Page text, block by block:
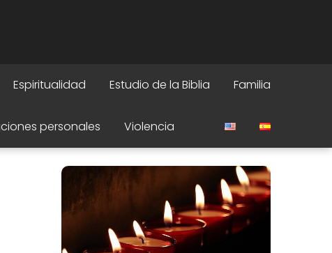
Espiritualidad Estudio de la Biblia Familia
personales Violencia